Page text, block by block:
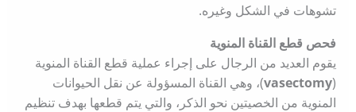
تشوهات في الشكل وغيره.
فحص قطع القناة المنوية
يقوم العديد من الرجال على إجراء عملية قطع القناة المنوية
(
vasectomy)، وهي القناة المسؤولة عن نقل الحيوانات
المنوية من الخصيتين نحو الذكر، والتي يتم قطعها بهدف تنظيم